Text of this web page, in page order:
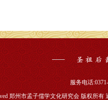
服务电话
郑州市孟子儒学文化研究会 版权所